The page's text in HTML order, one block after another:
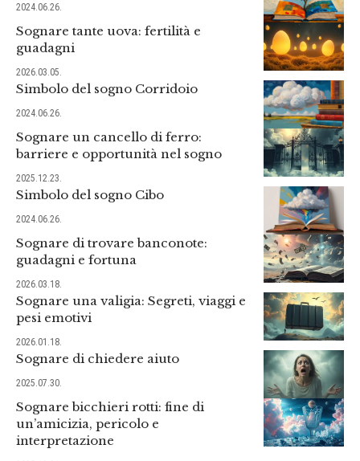
2024.06.26.
Sognare tante uova: fertilità e
guadagni
2026.03.05.
Simbolo del sogno Corridoio
2024.06.26.
Sognare un cancello di ferro:
barriere e opportunità nel sogno
2025.12.23.
Simbolo del sogno Cibo
2024.06.26.
Sognare di trovare banconote:
guadagni e fortuna
2026.03.18.
Sognare una valigia: Segreti, viaggi e
pesi emotivi
2026.01.18.
Sognare di chiedere aiuto
2025.07.30.
Sognare bicchieri rotti: fine di
un’amicizia, pericolo e
interpretazione